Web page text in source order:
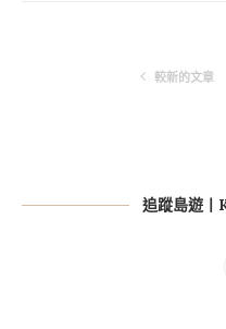
較新的文章
追蹤島遊